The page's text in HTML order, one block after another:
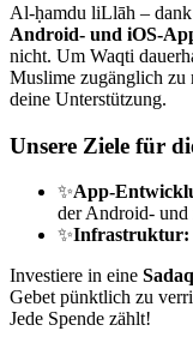
Al-ḥamdu liLlāh – dank
Android- und iOS-
nicht. Um Waqti
Muslime zugänglich zu
deine Unterstützung.
Unsere Ziele für
✨App-
der Android-
✨Infrastruktur:
Investiere in eine
Gebet pünktlich zu
Jede Spende zählt!